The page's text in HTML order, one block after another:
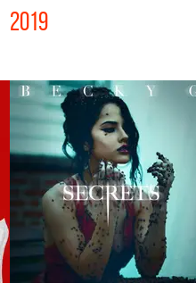
2019